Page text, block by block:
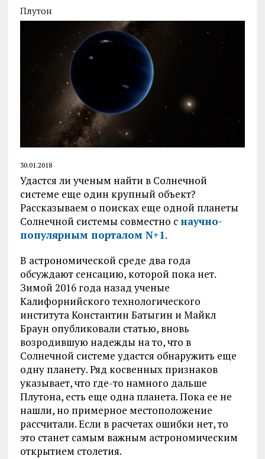
Плутон
30.01.2018
Удастся ли ученым найти в Солнечной
системе еще один крупный объект?
Рассказываем о поисках еще одной планеты
Солнечной системы совместно с научно-
популярным порталом N+1.
В астрономической среде два года
обсуждают сенсацию, которой пока нет.
Зимой 2016 года назад ученые
Калифорнийского технологического
института Константин Батыгин и Майкл
Браун опубликовали статью, вновь
возродившую надежды на то, что в
Солнечной системе удастся обнаружить еще
одну планету. Ряд косвенных признаков
указывает, что где-то намного дальше
Плутона, есть еще одна планета. Пока ее не
нашли, но примерное местоположение
рассчитали. Если в расчетах ошибки нет, то
это станет самым важным астрономическим
открытием столетия.